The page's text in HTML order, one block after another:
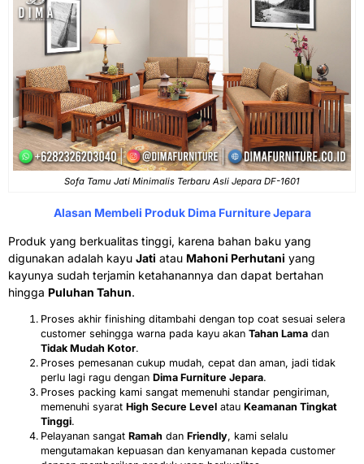
Sofa Tamu Jati Minimalis Terbaru Asli Jepara DF-1601
Alasan Membeli Produk Dima Furniture Jepara
Produk yang berkualitas tinggi, karena bahan baku yang
digunakan adalah kayu Jati atau Mahoni Perhutani yang
kayunya sudah terjamin ketahanannya dan dapat bertahan
hingga Puluhan Tahun.
Proses akhir finishing ditambahi dengan top coat sesuai selera
customer sehingga warna pada kayu akan Tahan Lama dan
Tidak Mudah Kotor.
Proses pemesanan cukup mudah, cepat dan aman, jadi tidak
perlu lagi ragu dengan Dima Furniture Jepara.
Proses packing kami sangat memenuhi standar pengiriman,
memenuhi syarat High Secure Level atau Keamanan Tingkat
Tinggi.
Pelayanan sangat Ramah dan Friendly, kami selalu
mengutamakan kepuasan dan kenyamanan kepada customer